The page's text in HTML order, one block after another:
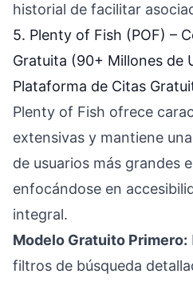
historial de facilitar
5. Plenty of Fish (POF) –
Gratuita (90+ Millones de
Plataforma de Citas
Plenty of Fish ofrece
extensivas y mantiene
de usuarios más grandes
enfocándose en
integral.
Modelo Gratuito Primero:
filtros de búsqueda